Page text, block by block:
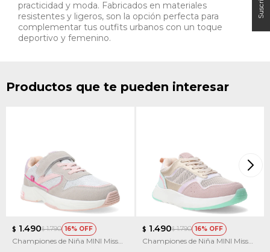
practicidad y moda. Fabricados en materiales
resistentes y ligeros, son la opción perfecta para
complementar tus outfits urbanos con un toque
deportivo y femenino.
Productos que te pueden interesar
$ 1.490$ 1.790 16
Championes de Niña MINI Miss
$ 1.490$ 1.790 16
Championes de Niña MINI Miss